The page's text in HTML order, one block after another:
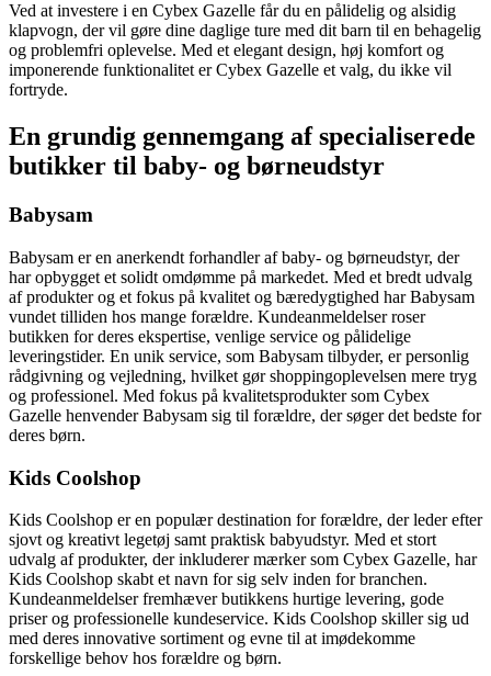
Ved at investere i en Cybex Gazelle får du en pålidelig og alsidig
klapvogn, der vil gøre dine daglige ture med dit barn til en behagelig
og problemfri oplevelse. Med et elegant design, høj komfort og
imponerende funktionalitet er Cybex Gazelle et valg, du ikke vil
fortryde.
En grundig gennemgang af specialiserede
butikker til baby- og børneudstyr
Babysam
Babysam er en anerkendt forhandler af baby- og børneudstyr, der
har opbygget et solidt omdømme på markedet. Med et bredt udvalg
af produkter og et fokus på kvalitet og bæredygtighed har Babysam
vundet tilliden hos mange forældre. Kundeanmeldelser roser
butikken for deres ekspertise, venlige service og pålidelige
leveringstider. En unik service, som Babysam tilbyder, er personlig
rådgivning og vejledning, hvilket gør shoppingoplevelsen mere tryg
og professionel. Med fokus på kvalitetsprodukter som Cybex
Gazelle henvender Babysam sig til forældre, der søger det bedste for
deres børn.
Kids Coolshop
Kids Coolshop er en populær destination for forældre, der leder efter
sjovt og kreativt legetøj samt praktisk babyudstyr. Med et stort
udvalg af produkter, der inkluderer mærker som Cybex Gazelle, har
Kids Coolshop skabt et navn for sig selv inden for branchen.
Kundeanmeldelser fremhæver butikkens hurtige levering, gode
priser og professionelle kundeservice. Kids Coolshop skiller sig ud
med deres innovative sortiment og evne til at imødekomme
forskellige behov hos forældre og børn.